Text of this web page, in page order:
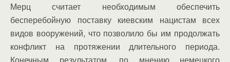
Мерц считает необходимым обеспечить
бесперебойную поставку киевским нацистам всех
видов вооружений, что позволило бы им продолжать
конфликт на протяжении длительного периода.